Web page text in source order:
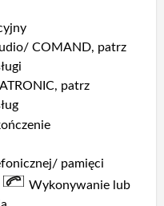
COMAND, patrz
patrz
pamięci
Wykonywanie lub